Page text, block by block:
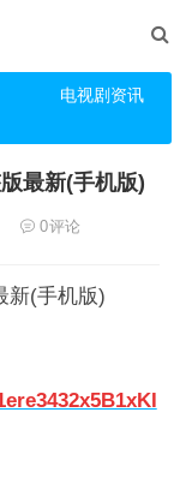
电视剧资讯
最新(手机版)
0评论
新(手机版)